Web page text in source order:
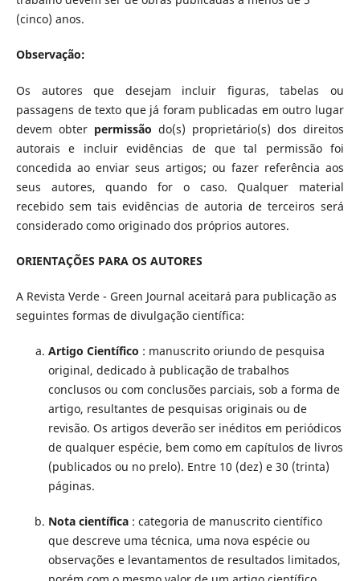
(cinco) anos.
Observação:
Os autores que desejam incluir figuras, tabelas ou
passagens de texto que já foram publicadas em outro lugar
devem obter permissão do(s) proprietário(s) dos direitos
autorais e incluir evidências de que tal permissão foi
concedida ao enviar seus artigos; ou fazer referência aos
seus autores, quando for o caso. Qualquer material
recebido sem tais evidências de autoria de terceiros será
considerado como originado dos próprios autores.
ORIENTAÇÕES PARA OS AUTORES
A Revista Verde - Green Journal aceitará para publicação as
seguintes formas de divulgação científica:
Artigo Científico : manuscrito oriundo de pesquisa
original, dedicado à publicação de trabalhos
conclusos ou com conclusões parciais, sob a forma de
artigo, resultantes de pesquisas originais ou de
revisão. Os artigos deverão ser inéditos em periódicos
de qualquer espécie, bem como em capítulos de livros
(publicados ou no prelo). Entre 10 (dez) e 30 (trinta)
páginas.
Nota científica: categoria de manuscrito científico
que descreve uma técnica, uma nova espécie ou
observações e levantamentos de resultados limitados,